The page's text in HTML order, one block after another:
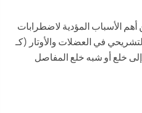
الأسباب المؤدية لاضطرابات
في العضلات والأوتار (كـ
خلع أو شبه خلع المفاصل